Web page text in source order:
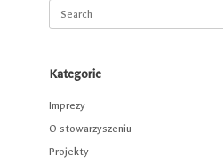
Kategorie
Imprezy
O stowarzyszeniu
Projekty